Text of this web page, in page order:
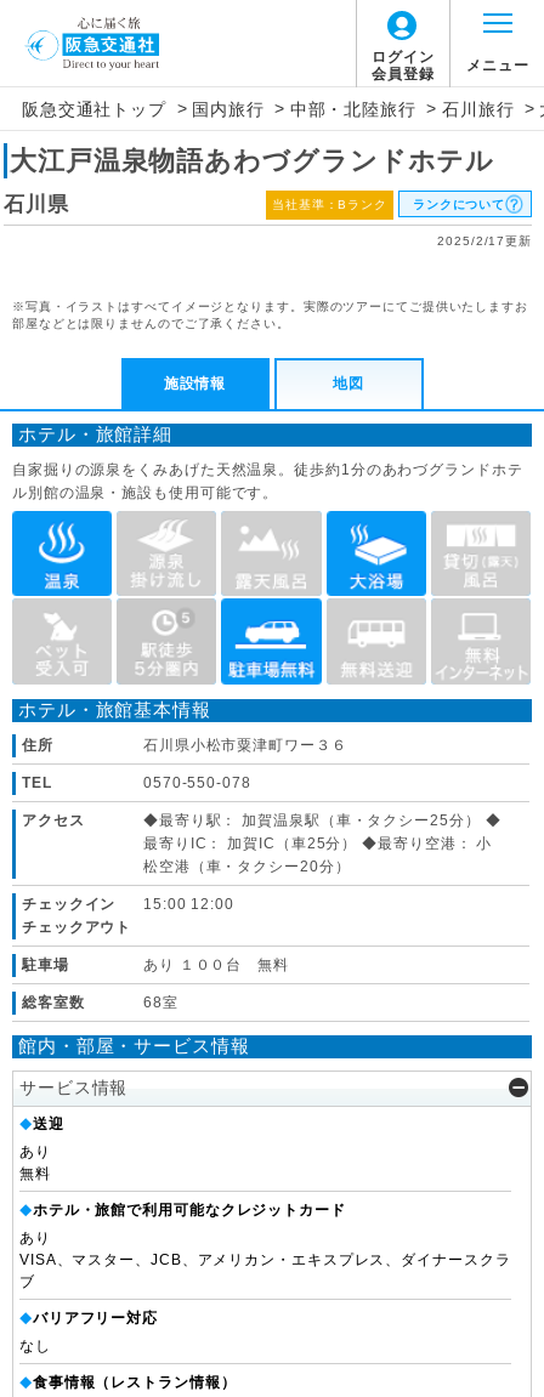
ログイン
会員登録
メニュー
阪急交通社トップ > 国内旅行 > 中部・北陸旅行 > 石川旅行 >
大江戸温泉物語あわづグランドホテル
石川県 当社基準：Bランク ランクについて
2025/2/17更新
※写真・イラストはすべてイメージとなります。実際のツアーにてご提供いたしますお
部屋などとは限りませんのでご了承ください。
施設情報 地図
ホテル・旅館詳細
自家掘りの源泉をくみあげた天然温泉。徒歩約1分のあわづグランドホテ
ル別館の温泉・施設も使用可能です。
ホテル・旅館基本情報
住所 石川県小松市粟津町ワー３６
TEL 0570-550-078
アクセス
◆最寄り駅： 加賀温泉駅（車・タクシー25分） ◆
最寄りIC： 加賀IC（車25分） ◆最寄り空港： 小
松空港（車・タクシー20分）
チェックイン
チェックアウト
15:00 12:00
駐車場 あり １００台 無料
総客室数 68室
館内・部屋・サービス情報
サービス情報
◆送迎
あり
無料
◆ホテル・旅館で利用可能なクレジットカード
あり
VISA、マスター、JCB、アメリカン・エキスプレス、ダイナースクラ
ブ
◆バリアフリー対応
なし
◆食事情報（レストラン情報）